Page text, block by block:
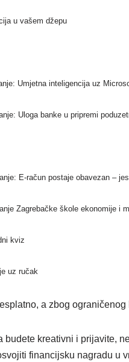
u vašem džepu
Umjetna inteligencija uz
Uloga banke u pripremi
E-račun postaje obavezan –
Zagrebačke škole ekonomije i
kviz
uz ručak
a zbog ograničenog
budete kreativni i prijavite,
financijsku nagradu u